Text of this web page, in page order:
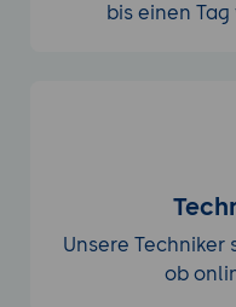
bis einen
Unsere Techniker
ob